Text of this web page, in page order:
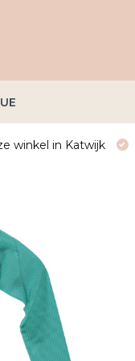
winkel in Katwijk